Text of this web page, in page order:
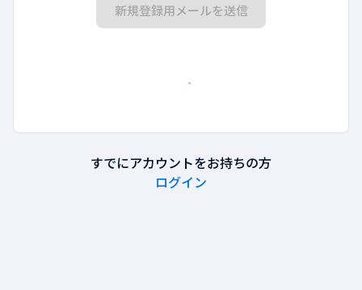
新規登録用メールを送信
すでにアカウントをお持ちの方
ログイン